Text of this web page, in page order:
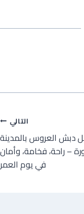
التالي
دبش العروس بالمدينة
– راحة، فخامة، وأمان
في يوم العمر